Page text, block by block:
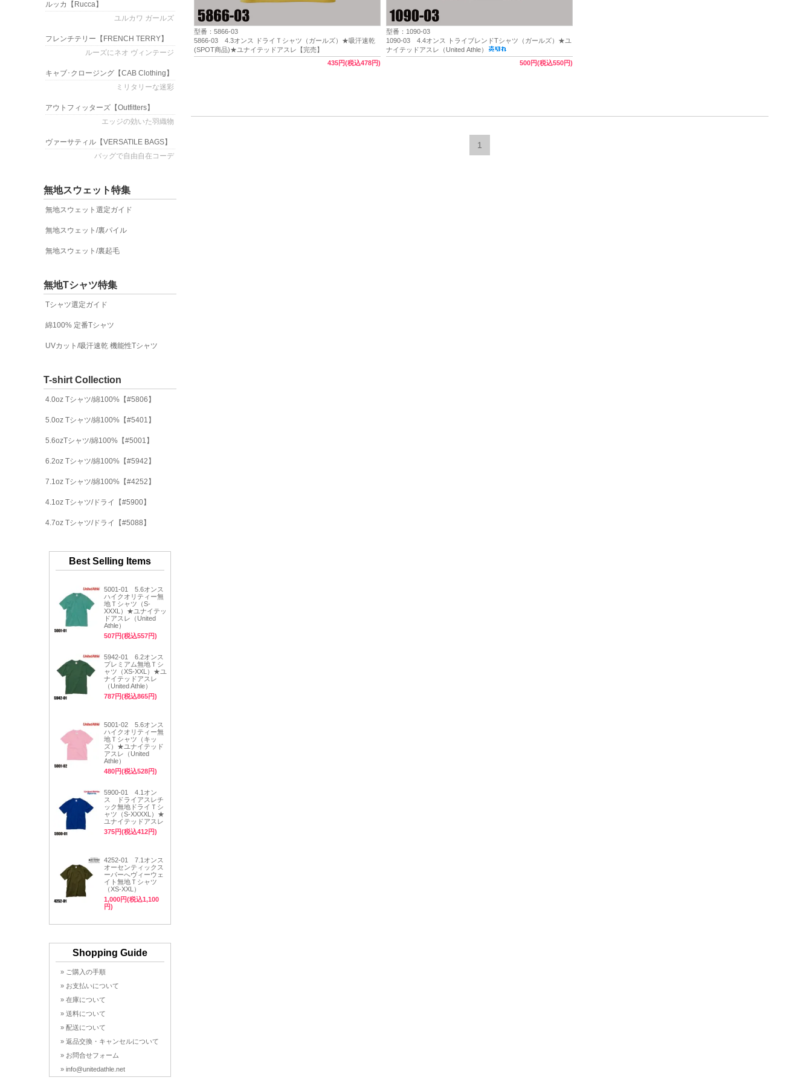
型番：5866-03
5866-03 4.3オンス ドライＴシャツ（ガールズ）★吸汗速乾
(SPOT商品)★ユナイテッドアスレ【完売】
435円(税込478円)
型番：1090-03
1090-03 4.4オンス トライブレンドTシャツ（ガールズ）★ユ
ナイテッドアスレ（United Athle）
500円(税込550円)
1
ルッカ
【Rucca】
ユルカワ ガールズ
フレンチテリー 【FRENCH TERRY】
ルーズにネオ ヴィンテージ
キャブ･クロージング 【CAB Clothing】
ミリタリーな迷彩
アウトフィッターズ 【Outfitters】
エッジの効いた羽織物
ヴァーサティル 【VERSATILE BAGS】
バッグで自由自在コーデ
無地スウェット特集
無地スウェット選定ガイド
無地スウェット/裏パイル
無地スウェット/裏起毛
無地Tシャツ特集
Tシャツ選定ガイド
綿100% 定番Tシャツ
UVカット/吸汗速乾 機能性Tシャツ
T-shirt Collection
4.0oz Tシャツ/綿100%【#5806】
5.0oz Tシャツ/綿100%【#5401】
5.6ozTシャツ/綿100%【#5001】
6.2oz Tシャツ/綿100%【#5942】
7.1oz Tシャツ/綿100%【#4252】
4.1oz Tシャツ/ドライ【#5900】
4.7oz Tシャツ/ドライ【#5088】
Best Selling Items
5001-01 5.6オンス
ハイクオリティー無
地Ｔシャツ（S-
XXXL）★ユナイテッ
ドアスレ（United
Athle）
507円(税込557円)
5942-01 6.2オンス
プレミアム無地Ｔシ
ャツ（XS-XXL）★ユ
ナイテッドアスレ
（United Athle）
787円(税込865円)
5001-02 5.6オンス
ハイクオリティー無
地Ｔシャツ（キッ
ズ）★ユナイテッド
アスレ（United
Athle）
480円(税込528円)
5900-01 4.1オン
ス ドライアスレチ
ック無地ドライＴシ
ャツ（S-XXXXL）★
ユナイテッドアスレ
375円(税込412円)
4252-01 7.1オンス
オーセンティックス
ーパーへヴィーウェ
イト無地Ｔシャツ
（XS-XXL）
1,000円(税込1,100
円)
Shopping Guide
» ご購入の手順
» お支払いについて
» 在庫について
» 送料について
» 配送について
» 返品交換・キャンセルについて
» お問合せフォーム
» info@unitedathle.net